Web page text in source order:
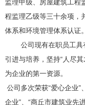
监理甲级、房屋建筑工程
程监理乙级等三十余项，
体系和环境管理体系认证
公司现有在职员工具
引进与培养，坚持“人尽
为企业的第一资源。
公司多次荣获“爱心企业”
企业”、“商丘市建筑业先